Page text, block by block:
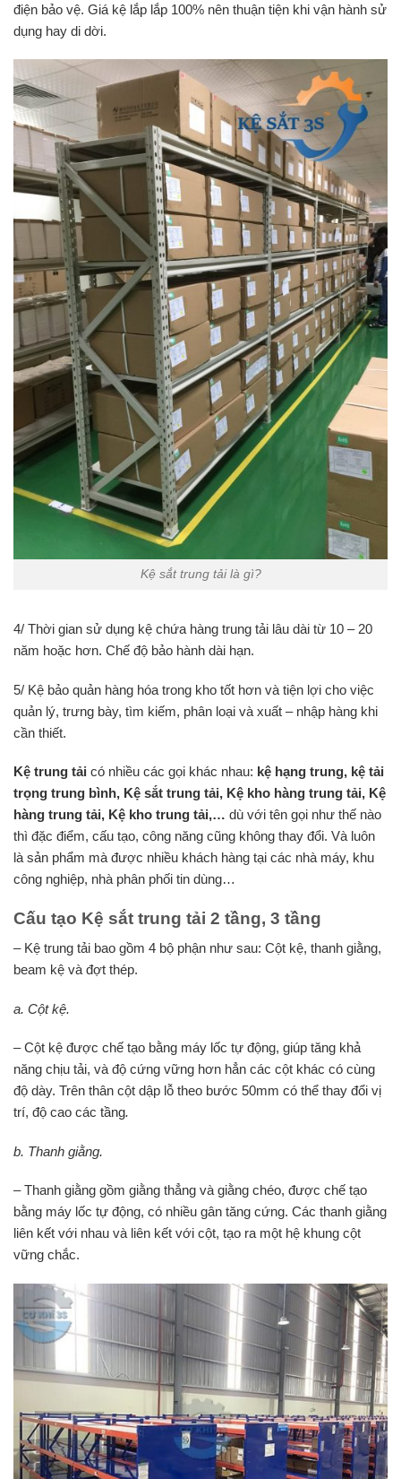
điện bảo vệ. Giá kệ lắp lắp 100% nên thuận tiện khi vận hành sử
dụng hay di dời.
Kệ sắt trung tải là gì?
4/ Thời gian sử dụng kệ chứa hàng trung tải lâu dài từ 10 – 20
năm hoặc hơn. Chế độ bảo hành dài hạn.
5/ Kệ bảo quản hàng hóa trong kho tốt hơn và tiện lợi cho việc
quản lý, trưng bày, tìm kiếm, phân loại và xuất – nhập hàng khi
cần thiết.
Kệ trung tải có nhiều các gọi khác nhau: kệ hạng trung, kệ tải
trọng trung bình, Kệ sắt trung tải, Kệ kho hàng trung tải, Kệ
hàng trung tải, Kệ kho trung tải,… dù với tên gọi như thế nào
thì đặc điểm, cấu tạo, công năng cũng không thay đổi. Và luôn
là sản phẩm mà được nhiều khách hàng tại các nhà máy, khu
công nghiệp, nhà phân phối tin dùng…
Cấu tạo Kệ sắt trung tải 2 tầng, 3 tầng
– Kệ trung tải bao gồm 4 bộ phận như sau: Cột kệ, thanh giằng,
beam kệ và đợt thép.
a. Cột kệ.
– Cột kệ được chế tạo bằng máy lốc tự động, giúp tăng khả
năng chịu tải, và độ cứng vững hơn hẳn các cột khác có cùng
độ dày. Trên thân cột dập lỗ theo bước 50mm có thể thay đổi vị
trí, độ cao các tầng.
b. Thanh giằng.
– Thanh giằng gồm giằng thẳng và giằng chéo, được chế tạo
bằng máy lốc tự động, có nhiều gân tăng cứng. Các thanh giằng
liên kết với nhau và liên kết với cột, tạo ra một hệ khung cột
vững chắc.